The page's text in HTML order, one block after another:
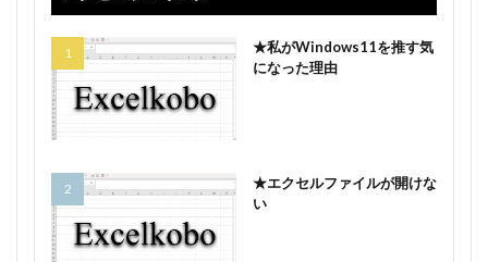
★私がWindows11を推す気
になった理由
★エクセルファイルが開けな
い